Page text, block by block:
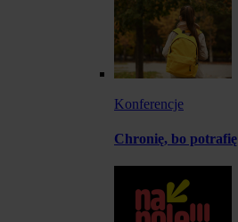
Konferencje
Chronię, bo potrafię